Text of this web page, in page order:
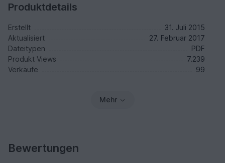
Produktdetails
Erstellt
31. Juli 2015
Aktualisiert
27. Februar 2017
Dateitypen
PDF
Produkt Views
7.239
Verkäufe
99
Mehr
Bewertungen